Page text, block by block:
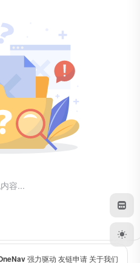
容...
强力驱动 友链申请 关于我们